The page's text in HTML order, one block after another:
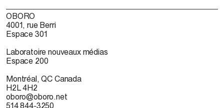
OBORO
4001, rue Berri
Espace 301
Laboratoire nouveaux médias
Espace 200
Montréal, QC Canada
H2L 4H2
oboro@oboro.net
514 844-3250